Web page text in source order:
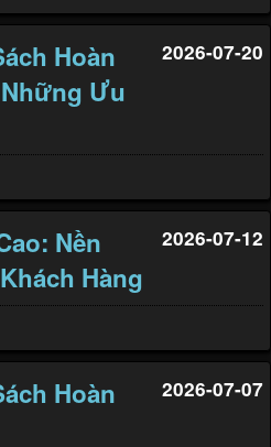
Hoàn
Những Ưu
2026-07-20
Nền
Hàng
2026-07-12
Hoàn
2026-07-07